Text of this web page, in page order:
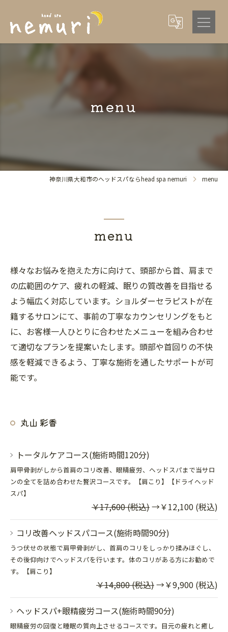
menu
神奈川県大和市のヘッドスパならhead spa nemuri menu
menu
様々なお悩みを抱えた方に向けて、頭部から首、肩まで
の広範囲のケア、疲れの軽減、眠りの質改善を目指せる
よう幅広く対応しています。ショルダーセラピストが在
籍するサロンにて、事前の丁寧なカウンセリングをもと
に、お客様一人ひとりに合わせたメニューを組み合わせ
て適切なプランを提案いたします。頭部や首回りの不快
感を軽減できるよう、丁寧な施術を通したサポートが可
能です。
丸山 彩香
トータルケアコース(施術時間120分)
肩甲骨剥がしから首肩のコリ改善、眼精疲労、ヘッドスパまで当サロ
ンの全てを詰め合わせた贅沢コースです。【肩こり】【ドライヘッド
スパ】
￥17,600 (税込)→￥12,100 (税込)
コリ改善ヘッドスパコース(施術時間90分)
うつ伏せの状態で肩甲骨剥がし、首肩のコリをしっかり揉みほぐし、
その後仰向けでヘッドスパを行います。体のコリがある方にお勧めで
す。【肩こり】
￥14,800 (税込)→￥9,900 (税込)
ヘッドスパ+眼精疲労コース(施術時間90分)
眼精疲労の回復と睡眠の質向上させるコースです。目元の疲れと癒し